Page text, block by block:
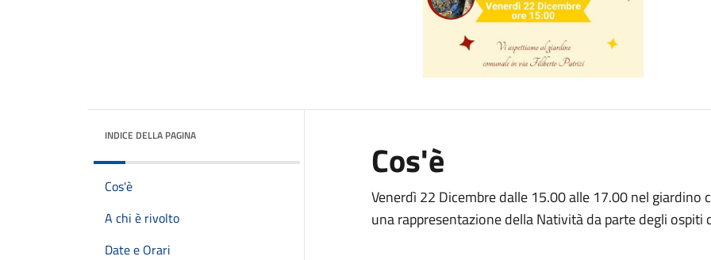
INDICE DELLA PAGINA
Cos'è
A chi è rivolto
Date e Orari
Cos'è
Venerdì 22 Dicembre dalle 15.00 alle 17.00 nel
una rappresentazione della Natività da parte degli ospiti